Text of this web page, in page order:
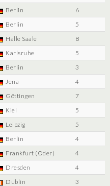
Berlin
6
Berlin
5
Halle Saale
8
Karlsruhe
5
Berlin
3
Jena
4
Göttingen
7
Kiel
5
Leipzig
5
Berlin
4
Frankfurt (Oder)
4
Dresden
4
Dublin
3